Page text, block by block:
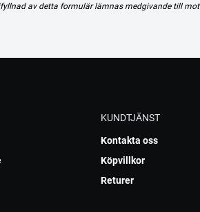
av detta formulär lämnas medgivande till
KUNDTJÄNST
Kontakta oss
Köpvillkor
Returer